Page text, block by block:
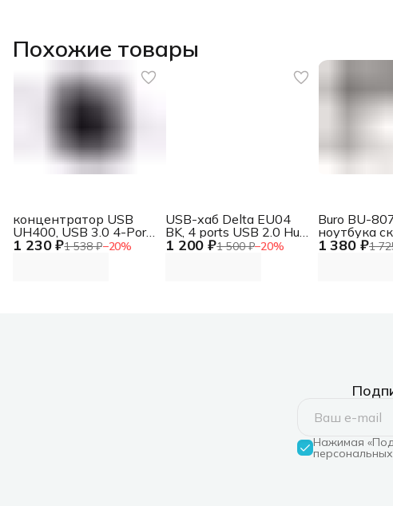
Похожие товары
1 230 ₽1 538 ₽−20%
концентратор USB
UH400, USB 3.0 4-Port
Hub UH400, USB 3.0 4-
1 200 ₽1 500 ₽−20%
USB-хаб Delta EU04
BK, 4 ports USB 2.0 Hub
Delta EU04 BK, 4 ports
1 380 ₽1
Buro BU-
ноутбука
Нажимая